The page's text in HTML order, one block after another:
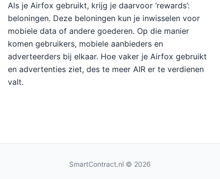
Als je Airfox gebruikt, krijg je daarvoor ‘rewards’:
beloningen. Deze beloningen kun je inwisselen voor
mobiele data of andere goederen. Op die manier
komen gebruikers, mobiele aanbieders en
adverteerders bij elkaar. Hoe vaker je Airfox gebruikt
en advertenties ziet, des te meer AIR er te verdienen
valt.
SmartContract.nl © 2026